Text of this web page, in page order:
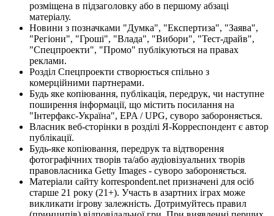
розміщена в підзаголовку або в першому абзаці
матеріалу.
Новини з позначками "Думка", "Експертиза", "Заява",
"Регіони", "Гроші", "Влада", "Вибори", "Тест-драйв",
"Спецпроекти", "Промо" публікуються на правах
реклами.
Розділ Спецпроекти створюється спільно з
комерційними партнерами.
Будь яке копіювання, публікація, передрук, чи наступне
поширення інформації, що містить посилання на
"Інтерфакс-Україна", EPA / UPG, суворо забороняється.
Власник веб-сторінки в розділі Я-Корреспондент є автор
публікації.
Будь-яке копіювання, передрук та відтворення
фотографічних творів та/або аудіовізуальних творів
правовласника Getty Images - суворо забороняється.
Матеріали сайту korrespondent.net призначені для осіб
старше 21 року (21+). Участь в азартних іграх може
викликати ігрову залежність. Дотримуйтесь правил